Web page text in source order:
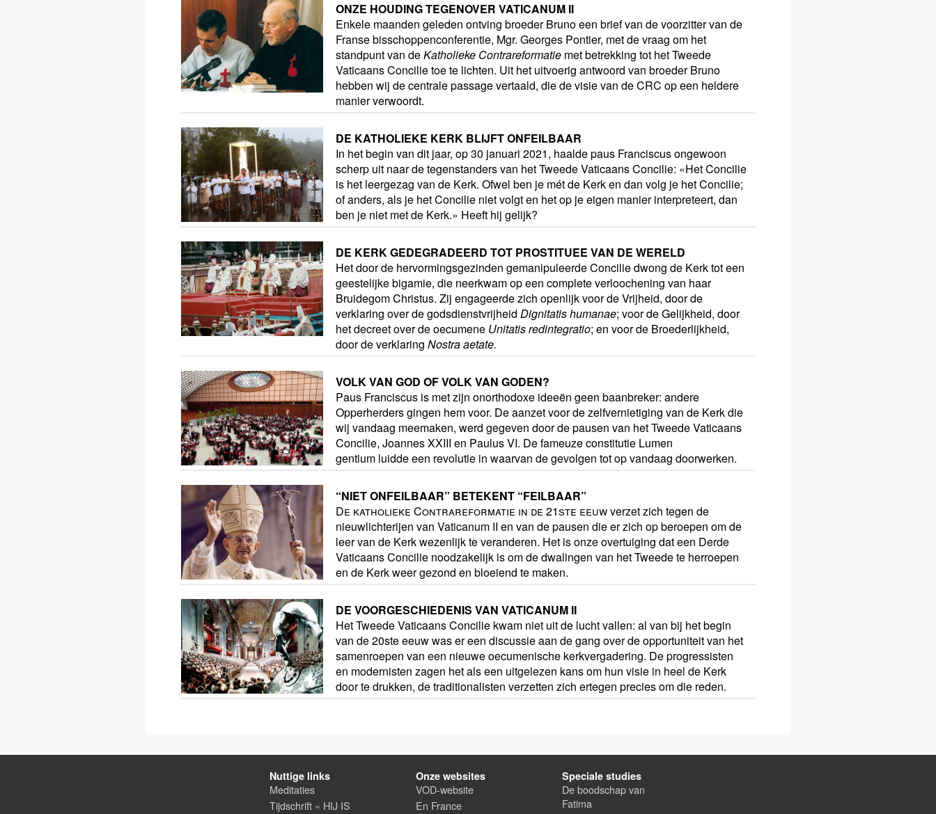
ONZE HOUDING TEGENOVER VATICANUM II
Enkele maanden geleden ontving broeder Bruno een brief van de voorzitter van de
Franse bisschoppenconferentie, Mgr. Georges Pontier, met de vraag om het
standpunt van deKatholieke Contrareformatie met betrekking tot het Tweede
Vaticaans Concilie toe te lichten. Uit het uitvoerig antwoord van broeder Bruno
hebben wij de centrale passage vertaald, die de visie van de CRC op een heldere
manier verwoordt.
DE KATHOLIEKE KERK BLIJFT ONFEILBAAR
In het begin van dit jaar, op 30 januari 2021, haalde paus Franciscus ongewoon
scherp uit naar de tegenstanders van het Tweede Vaticaans Concilie: «Het Concilie
is het leergezag van de Kerk. Ofwel ben je mét de Kerk en dan volg je het Concilie;
of anders, als je het Concilie niet volgt en het op je eigen manier interpreteert, dan
ben je niet met de Kerk.» Heeft hij gelijk?
DE KERK GEDEGRADEERD TOT PROSTITUEE VAN DE WERELD
Het door de hervormingsgezinden gemanipuleerde Concilie dwong de Kerk tot een
geestelijke bigamie, die neerkwam op een complete verloochening van haar
Bruidegom Christus. Zij engageerde zich openlijk voor de Vrijheid, door de
verklaring over de godsdienstvrijheid Dignitatis humanae; voor de Gelijkheid, door
het decreet over de oecumene Unitatis redintegratio; en voor de Broederlijkheid,
door de verklaring Nostra aetate.
VOLK VAN GOD OF VOLK VAN GODEN?
Paus Franciscus is met zijn onorthodoxe ideeën geen baanbreker: andere
Opperherders gingen hem voor. De aanzet voor de zelfvernietiging van de Kerk die
wij vandaag meemaken, werd gegeven door de pausen van het Tweede Vaticaans
Concilie, Joannes XXIII en Paulus VI. De fameuze constitutie Lumen
gentium luidde een revolutie in waarvan de gevolgen tot op vandaag doorwerken.
“NIET ONFEILBAAR” BETEKENT “FEILBAAR”
De katholieke Contrareformatie in de 21ste eeuwverzet zich tegen de
nieuwlichterijen van Vaticanum II en van de pausen die er zich op beroepen om de
leer van de Kerk wezenlijk te veranderen. Het is onze overtuiging dat een Derde
Vaticaans Concilie noodzakelijk is om de dwalingen van het Tweede te herroepen
en de Kerk weer gezond en bloeiend te maken.
DE VOORGESCHIEDENIS VAN VATICANUM II
Het Tweede Vaticaans Concilie kwam niet uit de lucht vallen: al van bij het begin
van de 20ste eeuw was er een discussie aan de gang over de opportuniteit van het
samenroepen van een nieuwe oecumenische kerkvergadering. De progressisten
en modernisten zagen het als een uitgelezen kans om hun visie in heel de Kerk
door te drukken, de traditionalisten verzetten zich ertegen precies om die reden.
Nuttige links
Meditaties
Tijdschrift « HIJ IS
Onze websites
VOD-website
En France
Speciale studies
De boodschap van
Fatima